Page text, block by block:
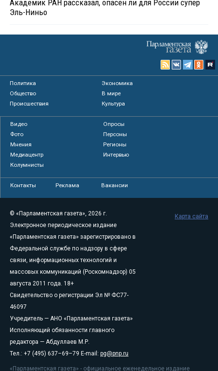
Академик РАН рассказал, опасен ли для России супер
Эль-Ниньо
Политика
Экономика
Общество
В мире
Происшествия
Культура
Видео
Опросы
Фото
Персоны
Мнения
Регионы
Медиацентр
Интервью
Колумнисты
Контакты Реклама Вакансии
© «Парламентская газета», 2026 г.
Электронное периодическое издание
«Парламентская газета» зарегистрировано в
Федеральной службе по надзору в сфере
связи, информационных технологий и
массовых коммуникаций (Роскомнадзор) 05
августа 2011 года. 18+
Свидетельство о регистрации Эл № ФС77-
46097
Учредитель — АНО «Парламентская газета»
Исполняющий обязанности главного
редактора — Абдуллаев М.Р.
Тел.: +7 (495) 637–69–79 E-mail: pg@pnp.ru
«Парламентская газета» - официальное еженедельное издание
Карта сайта